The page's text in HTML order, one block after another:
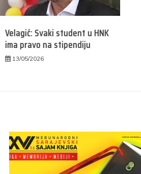
Velagić: Svaki student u HNK
ima pravo na stipendiju
13/05/2026